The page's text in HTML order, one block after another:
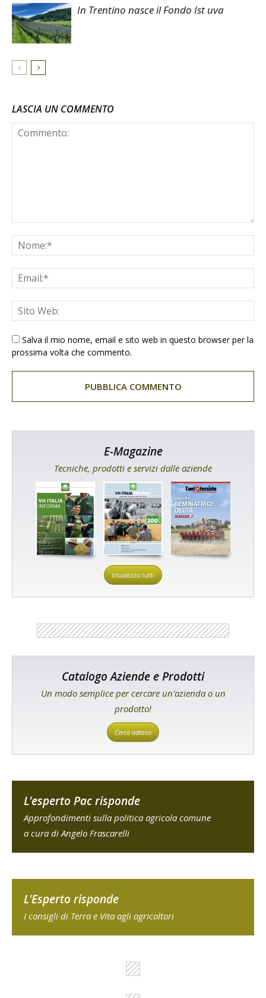
In Trentino nasce il Fondo Ist uva
LASCIA UN COMMENTO
Salva il mio nome, email e sito web in questo browser per la
prossima volta che commento.
E-Magazine
Tecniche, prodotti e servizi dalle aziende
Visualizza tutti
Catalogo Aziende e Prodotti
Un modo semplice per cercare un'azienda o un
prodotto!
Cerca adesso
L'esperto Pac risponde
Approfondimenti sulla politica agricola comune
a cura di Angelo Frascarelli
L'Esperto risponde
I consigli di Terra e Vita agli agricoltori